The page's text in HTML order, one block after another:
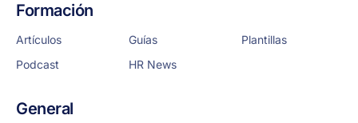
Formación
Artículos Guías
Plantillas
Podcast
HR News
General